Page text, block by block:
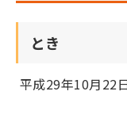
とき
平成29年10月22